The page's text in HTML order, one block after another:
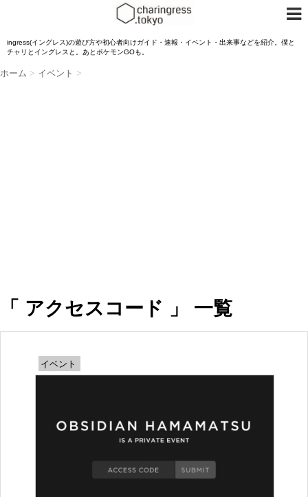
ingress(イングレス)の遊び方や初心者向けガイド・速報・イベント・出来事などを紹介。僕と
チャリとイングレスと。あとポケモンGOも。
ホーム > イベント >
「 アクセスコード 」 一覧
イベント